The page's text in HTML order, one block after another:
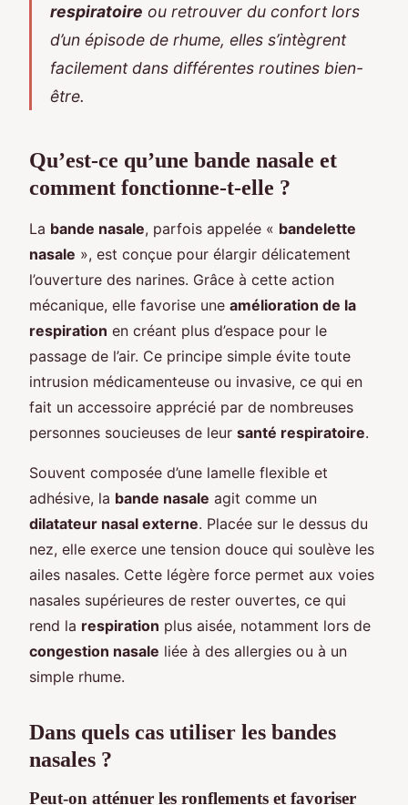
respiratoire ou retrouver du confort lors
d’un épisode de rhume, elles s’intègrent
facilement dans différentes routines bien-
être.
Qu’est-ce qu’une bande nasale et
comment fonctionne-t-elle ?
La bande nasale, parfois appelée « bandelette
nasale », est conçue pour élargir délicatement
l’ouverture des narines. Grâce à cette action
mécanique, elle favorise une amélioration de la
respiration en créant plus d’espace pour le
passage de l’air. Ce principe simple évite toute
intrusion médicamenteuse ou invasive, ce qui en
fait un accessoire apprécié par de nombreuses
personnes soucieuses de leur santé respiratoire.
Souvent composée d’une lamelle flexible et
adhésive, la bande nasale agit comme un
dilatateur nasal externe. Placée sur le dessus du
nez, elle exerce une tension douce qui soulève les
ailes nasales. Cette légère force permet aux voies
nasales supérieures de rester ouvertes, ce qui
rend la respiration plus aisée, notamment lors de
congestion nasale liée à des allergies ou à un
simple rhume.
Dans quels cas utiliser les bandes
nasales ?
Peut-on atténuer les ronflements et favoriser